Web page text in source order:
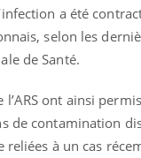
a été
selon les
de Santé.
l’ARS ont ainsi
de contamination
reliées à un cas